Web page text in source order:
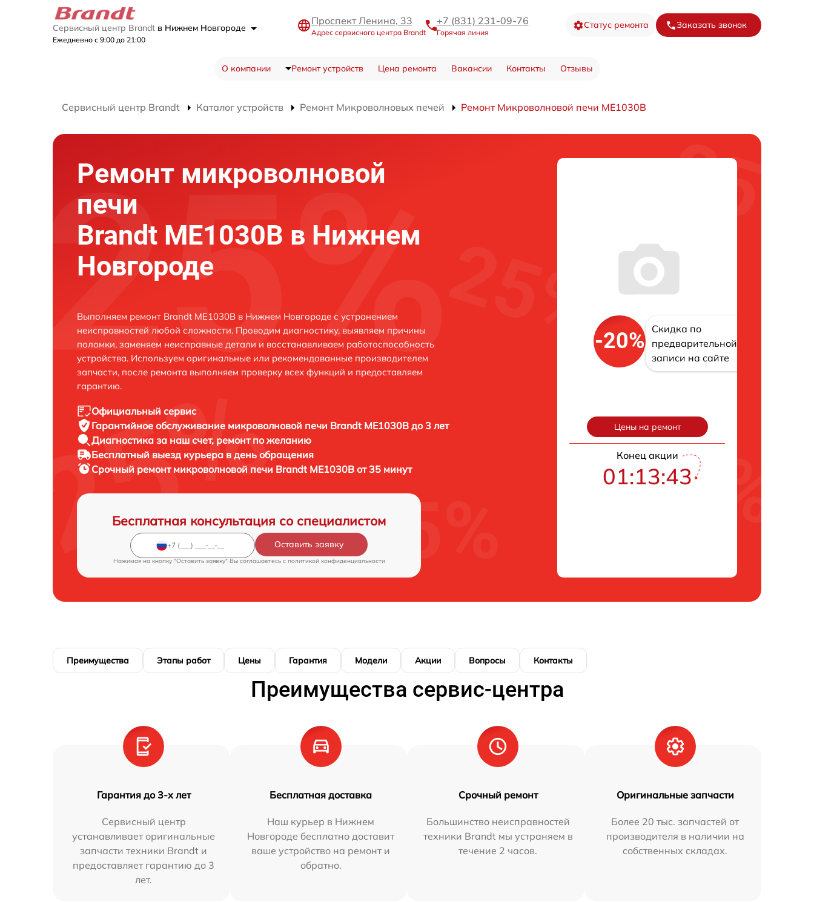
Сервисный центр Brandt в Нижнем Новгороде
Ежедневно с 9:00 до 21:00
Проспект Ленина, 33
Адрес сервисного центра Brandt
+7 (831) 231-09-76
Горячая линия
Статус ремонта Заказать звонок
О компании Ремонт устройств Цена ремонта Вакансии Контакты Отзывы
Сервисный центр Brandt Каталог устройств Ремонт Микроволновых печей Ремонт Микроволновой печи ME1030B
Ремонт микроволновой
печи
Brandt ME1030B в Нижнем
Новгороде
Выполняем ремонт Brandt ME1030B в Нижнем Новгороде с устранением
неисправностей любой сложности. Проводим диагностику, выявляем причины
поломки, заменяем неисправные детали и восстанавливаем работоспособность
устройства. Используем оригинальные или рекомендованные производителем
запчасти, после ремонта выполняем проверку всех функций и предоставляем
гарантию.
Официальный сервис
Гарантийное обслуживание микроволновой печи Brandt ME1030B до 3 лет
Диагностика за наш счет, ремонт по желанию
Бесплатный выезд курьера в день обращения
Срочный ремонт микроволновой печи Brandt ME1030B от 35 минут
Бесплатная консультация со специалистом
Оставить заявку
Нажимая на кнопку "Оставить заявку" Вы соглашаетесь c политикой конфиденциальности
-20%
Скидка по
предварительной
записи на сайте
Цены на ремонт
Конец акции
01:13:42
Преимущества Этапы работ Цены Гарантия Модели Акции Вопросы Контакты
Преимущества сервис-центра
Гарантия до 3-х лет
Сервисный центр
устанавливает оригинальные
запчасти техники Brandt и
предоставляет гарантию до 3
лет.
Бесплатная доставка
Наш курьер в Нижнем
Новгороде бесплатно доставит
ваше устройство на ремонт и
обратно.
Срочный ремонт
Большинство неисправностей
техники Brandt мы устраняем в
течение 2 часов.
Оригинальные запчасти
Более 20 тыс. запчастей от
производителя в наличии на
собственных складах.